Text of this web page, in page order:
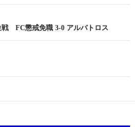
FC懲戒免職 3-0 アルバトロス